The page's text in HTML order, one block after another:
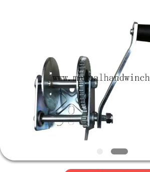
ГЛАВНАЯ
СТРАНИЦА
ПРОДУКТЫ
НАС